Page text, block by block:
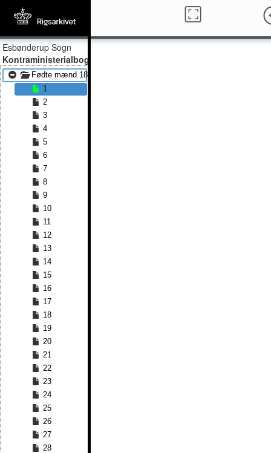
Esbønderup Sogn
Kontraministerialbog
Fødte mænd 1870 - Fødte mænd 1891
1
2
3
4
5
6
7
8
9
10
11
12
13
14
15
16
17
18
19
20
21
22
23
24
25
26
27
28